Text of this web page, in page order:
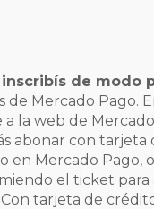
inscribís de modo
de Mercado Pago.
a la web de
abonar con
en Mercado Pago,
el ticket
Con tarjeta de